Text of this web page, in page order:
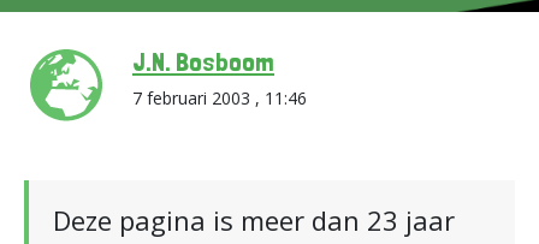
J.N. Bosboom
7 februari 2003 , 11:46
Deze pagina is meer dan 23 jaar